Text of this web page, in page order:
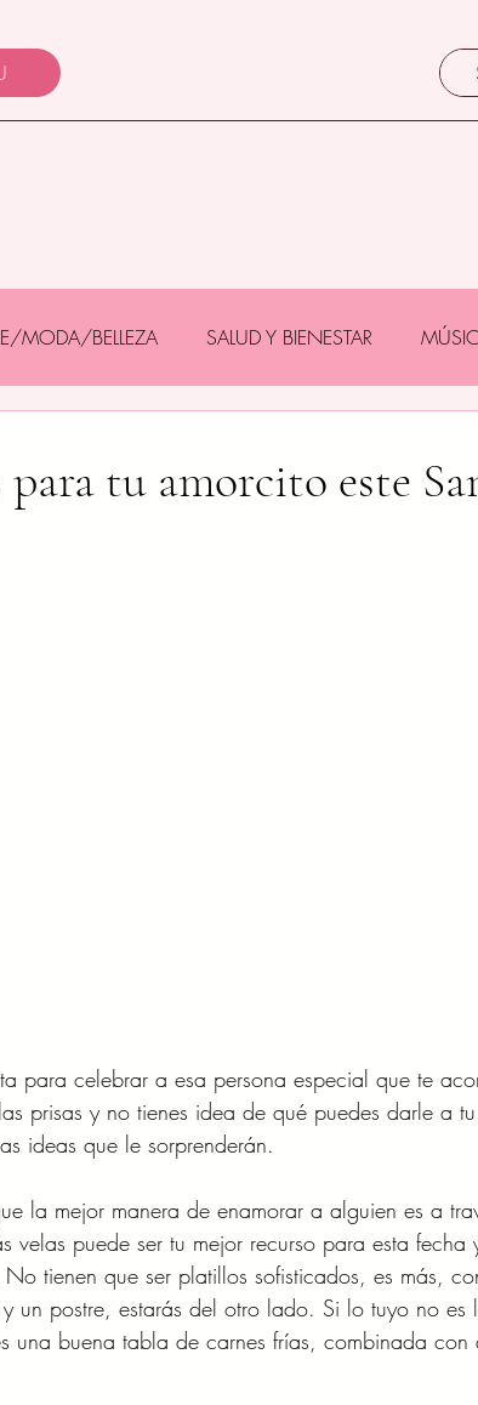
MODA/BELLEZA SALUD Y BIENESTAR
para tu amorcito este
para celebrar a esa persona especial que te
prisas y no tienes idea de qué puedes darle a
ideas que le sorprenderán.
la mejor manera de enamorar a alguien es a
puede ser tu mejor recurso para esta fecha
tienen que ser platillos sofisticados, es más,
un postre, estarás del otro lado. Si lo tuyo no es
una buena tabla de carnes frías, combinada con